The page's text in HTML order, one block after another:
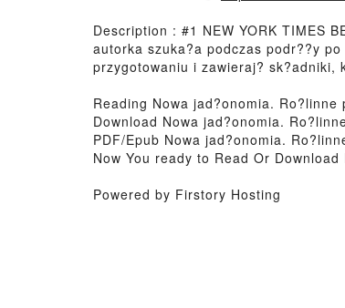
Description : #1 NEW YORK TIMES
autorka szuka?a podczas podr??y
przygotowaniu i zawieraj? sk?adniki,
Reading Nowa jad?onomia.
Download Nowa jad?onomia.
PDF/Epub Nowa jad?onomia.
Now You ready to Read Or
Powered by Firstory Hosting